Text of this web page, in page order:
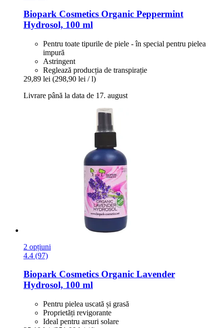
Biopark Cosmetics Organic Peppermint
Hydrosol, 100 ml
Pentru toate tipurile de piele - în special pentru pielea
impură
Astringent
Reglează producția de transpirație
29,89 lei (298,90 lei / l)
Livrare până la data de 17. august
2 opțiuni
4.4 (97)
Biopark Cosmetics Organic Lavender
Hydrosol, 100 ml
Pentru pielea uscată și grasă
Proprietăți revigorante
Ideal pentru arsuri solare